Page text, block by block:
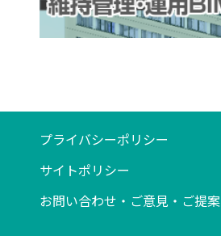
プライバシーポリシー
サイトポリシー
お問い合わせ・ご意見・ご提案